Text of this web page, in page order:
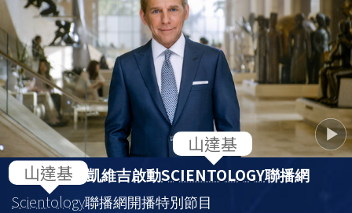
大衛．密斯凱維吉啟動SCIENTOLOGY聯播網
Scientology聯播網開播特別節目